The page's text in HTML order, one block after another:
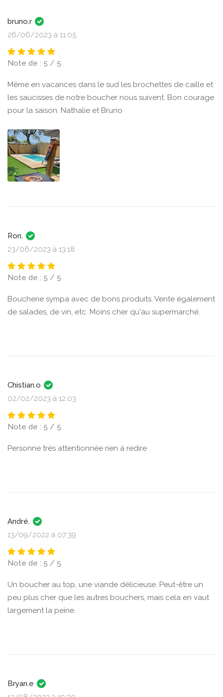
bruno.r
26/06/2023 à 11:05
Note de : 5 / 5
Même en vacances dans le sud les brochettes de caille et
les saucisses de notre boucher nous suivent. Bon courage
pour la saison. Nathalie et Bruno
Ron.
23/06/2023 à 13:18
Note de : 5 / 5
Boucherie sympa avec de bons produits. Vente également
de salades, de vin, etc. Moins cher qu'au supermarché.
Chistian.o
02/02/2023 à 12:03
Note de : 5 / 5
Personne très attentionnée rien à redire
André.
13/09/2022 à 07:39
Note de : 5 / 5
Un boucher au top, une viande délicieuse. Peut-être un
peu plus cher que les autres bouchers, mais cela en vaut
largement la peine.
Bryan.e